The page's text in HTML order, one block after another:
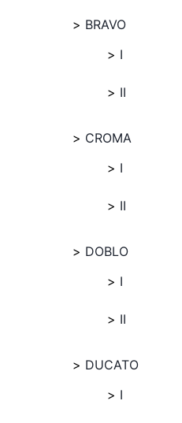
BRAVO
I
II
CROMA
I
II
DOBLO
I
II
DUCATO
I